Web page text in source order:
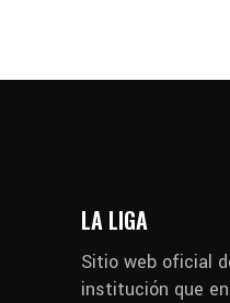
LA LIGA
Sitio web oficial
institución que